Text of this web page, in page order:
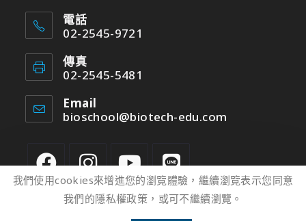
電話
02-2545-9721
傳真
02-2545-5481
Email
bioschool@biotech-edu.com
我們使用cookies來增進您的瀏覽體驗，繼續瀏覽表示您同意
我們的隱私權政策，或可不繼續瀏覽。